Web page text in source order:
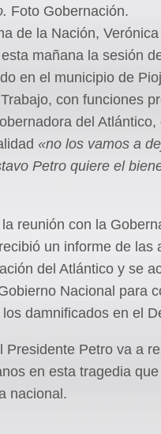
Foto Gobernación.
de la Nación,
mañana la sesión
en el municipio de
con funciones
del Atlántico,
«no los vamos a
Petro quiere el
reunión con la
un informe de las
del Atlántico y se
Nacional para
damnificados en el
Presidente Petro va a
en esta tragedia
nacional.